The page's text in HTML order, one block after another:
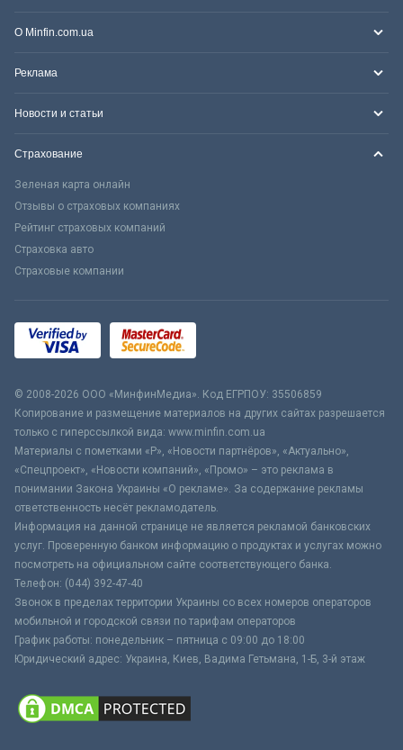
О Minfin.com.ua
Реклама
Новости и статьи
Страхование
Зеленая карта онлайн
Отзывы о страховых компаниях
Рейтинг страховых компаний
Страховка авто
Страховые компании
© 2008-2026 ООО «МинфинМедиа». Код ЕГРПОУ: 35506859
Копирование и размещение материалов на других сайтах разрешается
только с гиперссылкой вида: www.minfin.com.ua
Материалы с пометками «Р», «Новости партнёров», «Актуально»,
«Спецпроект», «Новости компаний», «Промо» – это реклама в
понимании Закона Украины «О рекламе». За содержание рекламы
ответственность несёт рекламодатель.
Информация на данной странице не является рекламой банковских
услуг. Проверенную банком информацию о продуктах и услугах можно
посмотреть на официальном сайте соответствующего банка.
Телефон: (044) 392-47-40
Звонок в пределах территории Украины со всех номеров операторов
мобильной и городской связи по тарифам операторов
График работы: понедельник – пятница с 09:00 до 18:00
Юридический адрес: Украина, Киев, Вадима Гетьмана, 1-Б, 3-й этаж